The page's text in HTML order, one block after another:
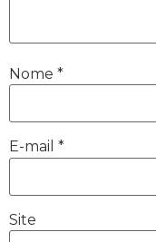
Nome *
E-mail *
Site